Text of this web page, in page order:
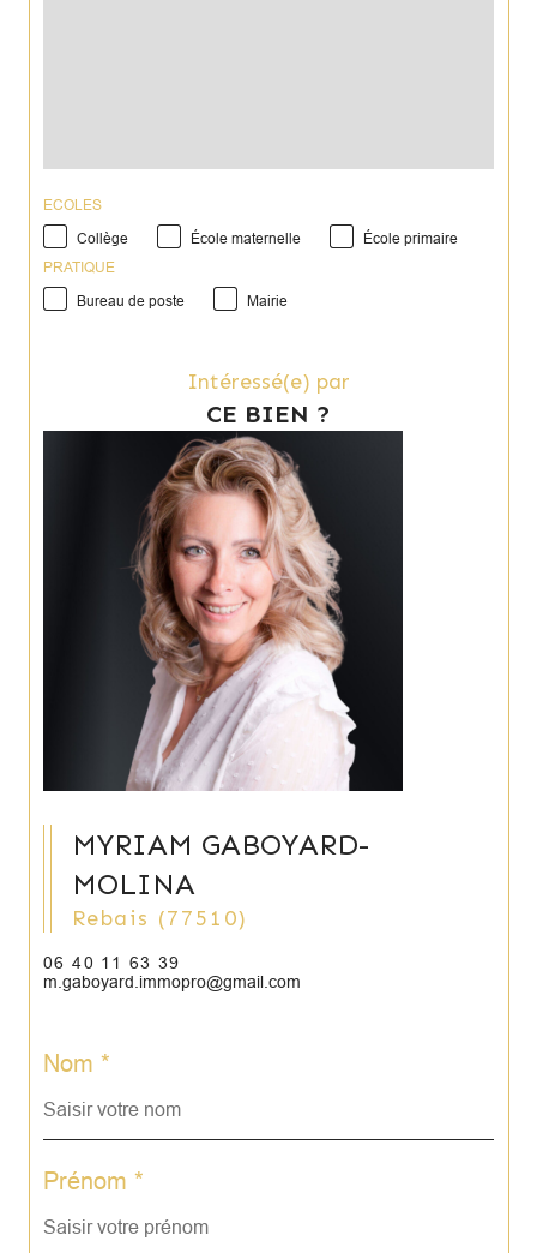
ECOLES
Collège
École maternelle
École primaire
PRATIQUE
Bureau de poste
Mairie
Intéressé(e) par
CE BIEN ?
MYRIAM GABOYARD-
MOLINA
Rebais (77510)
06 40 11 63 39
m.gaboyard.immopro@gmail.com
Nom *
Prénom *